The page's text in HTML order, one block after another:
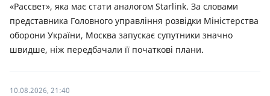
«Рассвет», яка має стати аналогом Starlink. За словами
представника Головного управління розвідки Міністерства
оборони України, Москва запускає супутники значно
швидше, ніж передбачали її початкові плани.
10.08.2026, 21:40